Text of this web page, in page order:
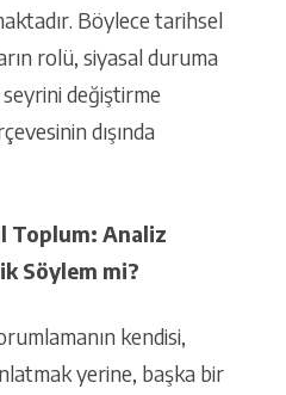
Böylece tarihsel
rolü, siyasal duruma
değiştirme
dışında
Toplum: Analiz
Söylem mi?
kendisi,
yerine, başka bir